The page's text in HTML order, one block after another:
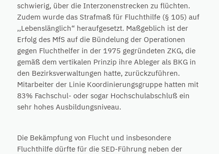
schwierig, über die Interzonenstrecken zu flüchten.
Zudem wurde das Strafmaß für Fluchthilfe (§ 105) auf
,,Lebenslänglich“ heraufgesetzt. Maßgeblich ist der
Erfolg des MfS auf die Bündelung der Operationen
gegen Fluchthelfer in der 1975 gegründeten ZKG, die
gemäß dem vertikalen Prinzip ihre Ableger als BKG in
den Bezirksverwaltungen hatte, zurückzuführen.
Mitarbeiter der Linie Koordinierungsgruppe hatten mit
83% Fachschul- oder sogar Hochschulabschluß ein
sehr hohes Ausbildungsniveau.
Die Bekämpfung von Flucht und insbesondere
Fluchthilfe dürfte für die SED-Führung neben der